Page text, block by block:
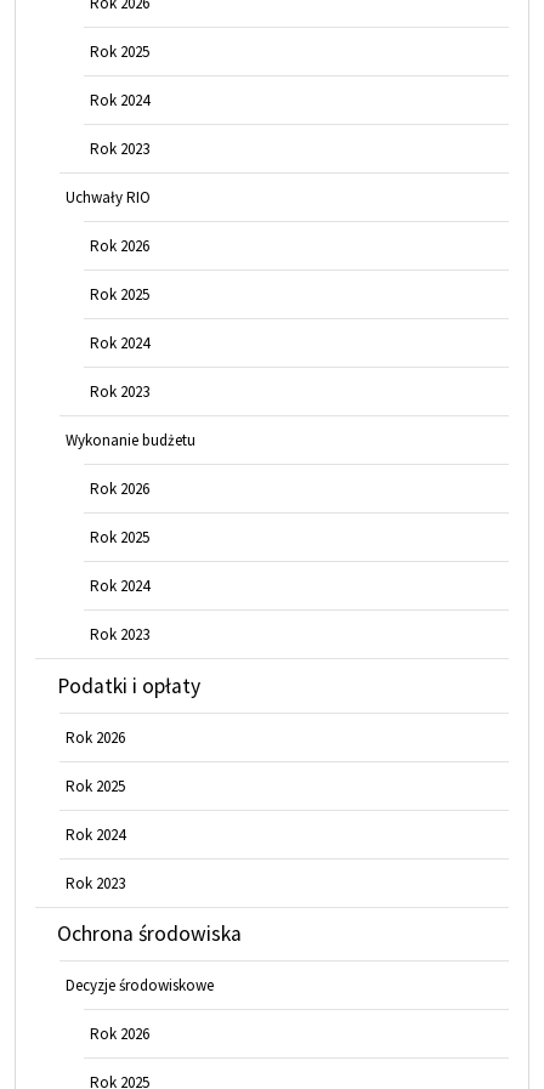
Rok 2025
Rok 2024
Rok 2023
Uchwały RIO
Rok 2026
Rok 2025
Rok 2024
Rok 2023
Wykonanie budżetu
Rok 2026
Rok 2025
Rok 2024
Rok 2023
Podatki i opłaty
Rok 2026
Rok 2025
Rok 2024
Rok 2023
Ochrona środowiska
Decyzje środowiskowe
Rok 2026
Rok 2025